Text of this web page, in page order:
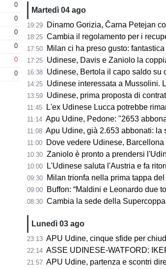
0
0
0
0
0
0
Martedì 04 ago
19:29 Dinamo Gorizia, Čarna Petejan convocata per il Centro di
18:25 Cambia il regolamento per i recuperi
17:50 Milan ci ha preso gusto:
17:25 Udinese, Davis e Zaniolo la coppia
16:38 Udinese, Bertola il capo saldo su cui
14:25 Udinese interessata a Mussolini. La
13:59 Udinese, prima proposta di contratto
11:45 L'ex Udinese Lucca potrebbe rimanere al
11:14 Apu Udine, Pedone: "2653 abbonamenti in
11:08 Apu Udine, già 2.653 abbonati: la società fissa il tetto a
11:00 Dove vedere Udinese, Barcellona e
10:30 Zaniolo è pronto a prendersi l'Udinese: il numero
10:00 L'Udinese saluta l'Austria e fa ritorno
09:30 Milan trionfa nella prima tappa del Giro
09:00 Buffon: “Maldini e Leonardo due top che garantivano il
08:30 Cambia la sede della Supercoppa LNP:
Lunedì 03 ago
23:13 APU Udine, cinque sfide per
22:14 ASSE UDINESE-WATFORD: IKER BRAVO, PAYERO e
21:57 APU Udine, partenza e scontri